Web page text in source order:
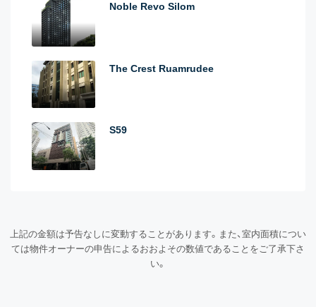
Noble Revo Silom
The Crest Ruamrudee
S59
上記の金額は予告なしに変動することがあります。また、室内面積につい
ては物件オーナーの申告によるおおよその数値であることをご了承下さ
い。